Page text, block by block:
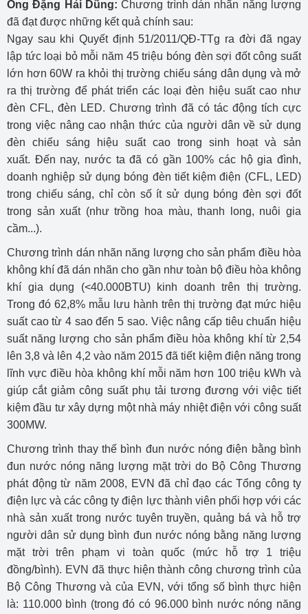
Ông Đặng Hải Dũng:Chương trình dán nhãn năng lượng
đã đạt được những kết quả chính sau:
Ngay sau khi Quyết định 51/2011/QĐ-TTg ra đời đã ngay
lập tức loại bỏ mỗi năm 45 triệu bóng đèn sợi đốt công suất
lớn hơn 60W ra khỏi thị trường chiếu sáng dân dụng và mở
ra thị trường để phát triển các loại đèn hiệu suất cao như
đèn CFL, đèn LED. Chương trình đã có tác động tích cực
trong việc nâng cao nhận thức của người dân về sử dụng
đèn chiếu sáng hiệu suất cao trong sinh hoạt và sản
xuất. Đến nay, nước ta đã có gần 100% các hộ gia đình,
doanh nghiệp sử dụng bóng đèn tiết kiệm điện (CFL, LED)
trong chiếu sáng, chỉ còn số ít sử dụng bóng đèn sợi đốt
trong sản xuất (như trồng hoa màu, thanh long, nuôi gia
cầm...).
Chương trình dán nhãn năng lượng cho sản phẩm điều hòa
không khí đã dán nhãn cho gần như toàn bộ điều hòa không
khí gia dụng (<40.000BTU) kinh doanh trên thị trường.
Trong đó 62,8% mẫu lưu hành trên thị trường đạt mức hiệu
suất cao từ 4 sao đến 5 sao. Việc nâng cấp tiêu chuẩn hiệu
suất năng lượng cho sản phẩm điều hòa không khí từ 2,54
lên 3,8 và lên 4,2 vào năm 2015 đã tiết kiệm điện năng trong
lĩnh vực điều hòa không khí mỗi năm hơn 100 triệu kWh và
giúp cắt giảm công suất phụ tải tương đương với việc tiết
kiệm đầu tư xây dựng một nhà máy nhiệt điện với công suất
300MW.
Chương trình thay thế bình đun nước nóng điện bằng bình
đun nước nóng năng lượng mặt trời do Bộ Công Thương
phát động từ năm 2008, EVN đã chỉ đạo các Tổng công ty
điện lực và các công ty điện lực thành viên phối hợp với các
nhà sản xuất trong nước tuyên truyền, quảng bá và hỗ trợ
người dân sử dụng bình đun nước nóng bằng năng lượng
mặt trời trên phạm vi toàn quốc (mức hỗ trợ 1 triệu
đồng/bình). EVN đã thực hiện thành công chương trình của
Bộ Công Thương và của EVN, với tổng số bình thực hiện
là: 110.000 bình (trong đó có 96.000 bình nước nóng năng